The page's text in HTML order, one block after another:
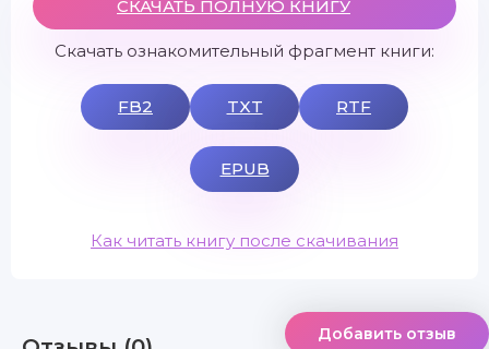
СКАЧАТЬ ПОЛНУЮ КНИГУ
Скачать ознакомительный фрагмент книги:
FB2 TXT RTF
EPUB
Как читать книгу после скачивания
Добавить отзыв